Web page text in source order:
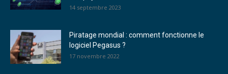
14 septembre 2023
Piratage mondial : comment fonctionne le
logiciel Pegasus ?
17 novembre 2022